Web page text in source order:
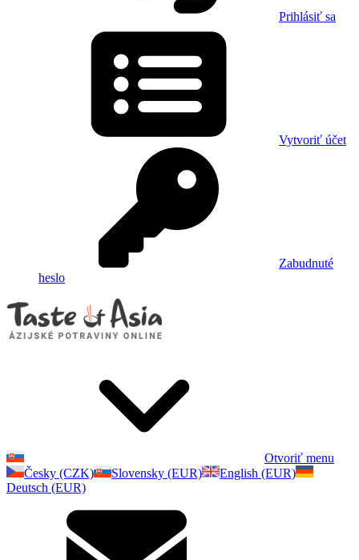
Prihlásiť sa
Vytvoriť účet
Zabudnuté
heslo
Otvoriť menu
Česky (CZK)
Slovensky (EUR)
English (EUR)
Deutsch (EUR)